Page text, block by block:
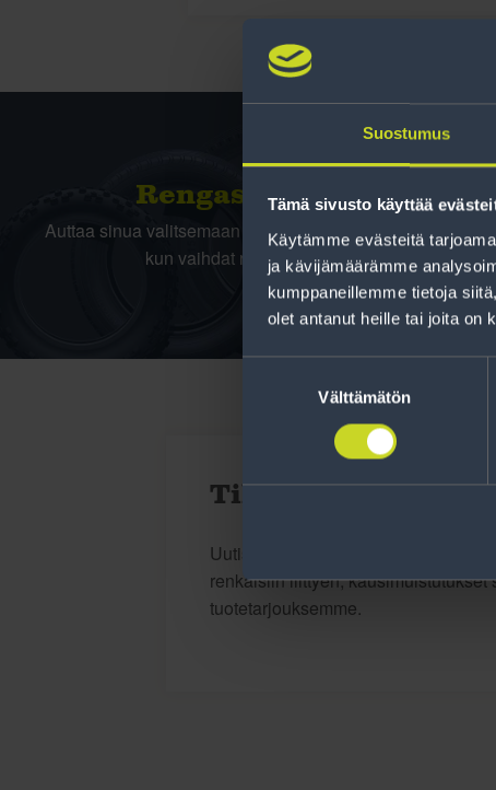
Suostumus
Tämä sivusto käyttää
Käytämme evästeitä
ja kävijämäärämme
kumppaneillemme tietoja
olet antanut heille tai joita on
Välttämätön
Rengas­laskuri
Auttaa sinua valitsemaan oikean kokoisen renkaan,
kun vaihdat rengaskokoa.
Tilaa uutiskirje
Uutiskirjeessä saat autonomistajan
renkaisiin liittyen, kausimuistutukset
tuotetarjouksemme.